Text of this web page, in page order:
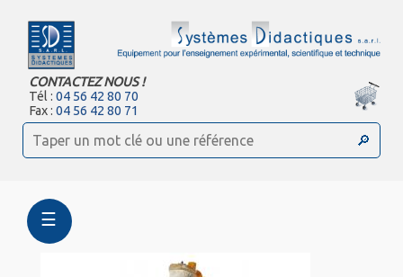
CONTACTEZ NOUS !
Tél :04 56 42 80 70
Fax :04 56 42 80 71
☰